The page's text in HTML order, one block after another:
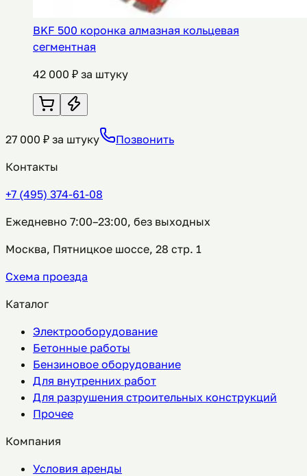
BKF 500 коронка алмазная кольцевая
сегментная
42 000 ₽ за штуку
27 000 ₽ за штуку
Позвонить
Контакты
+7 (495) 374-61-08
Ежедневно 7:00–23:00, без выходных
Москва, Пятницкое шоссе, 28 стр. 1
Схема проезда
Каталог
Электрооборудование
Бетонные работы
Бензиновое оборудование
Для внутренних работ
Для разрушения строительных конструкций
Прочее
Компания
Условия аренды